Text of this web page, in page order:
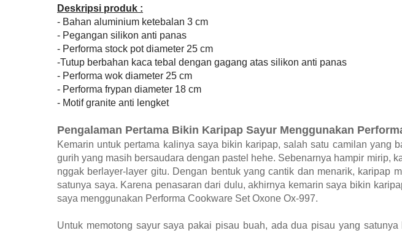
Deskripsi produk :
- Bahan aluminium ketebalan 3 cm
- Pegangan silikon anti panas
- Performa stock pot diameter 25 cm
-Tutup berbahan kaca tebal dengan gagang atas silikon anti panas
- Performa wok diameter 25 cm
- Performa frypan diameter 18 cm
- Motif granite anti lengket
Pengalaman Pertama Bikin Karipap Sayur Menggunakan
Kemarin untuk pertama kalinya saya bikin karipap, salah satu camilan yang
gurih yang masih bersaudara dengan pastel hehe. Sebenarnya hampir mirip,
nggak berlayer-layer gitu. Dengan bentuk yang cantik dan menarik, karipap
satunya saya. Karena penasaran dari dulu, akhirnya kemarin saya bikin
saya menggunakan Performa Cookware Set Oxone Ox-997.
Untuk memotong sayur saya pakai pisau buah, ada dua pisau yang